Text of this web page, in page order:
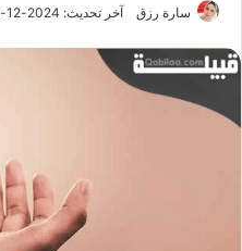
سارة رزق آخر تحديث: 2024-12-02